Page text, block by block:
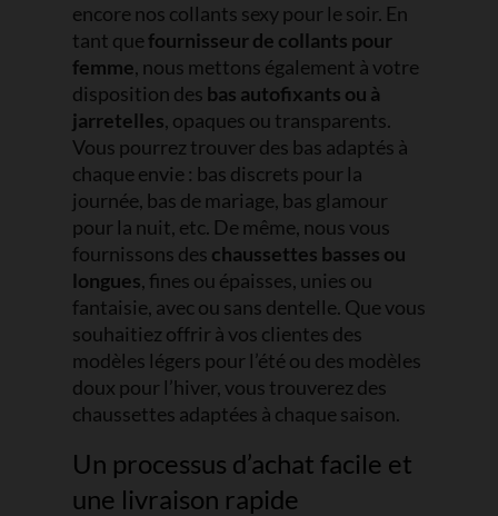
encore nos collants sexy pour le soir. En
tant quefournisseur de collants pour
femme, nous mettons également à votre
disposition des bas autofixants ou à
jarretelles, opaques ou transparents.
Vous pourrez trouver des bas adaptés à
chaque envie : bas discrets pour la
journée, bas de mariage, bas glamour
pour la nuit, etc. De même, nous vous
fournissons des chaussettes basses ou
longues, fines ou épaisses, unies ou
fantaisie, avec ou sans dentelle. Que vous
souhaitiez offrir à vos clientes des
modèles légers pour l’été ou des modèles
doux pour l’hiver, vous trouverez des
chaussettes adaptées à chaque saison.
Un processus d’achat facile et
une livraison rapide